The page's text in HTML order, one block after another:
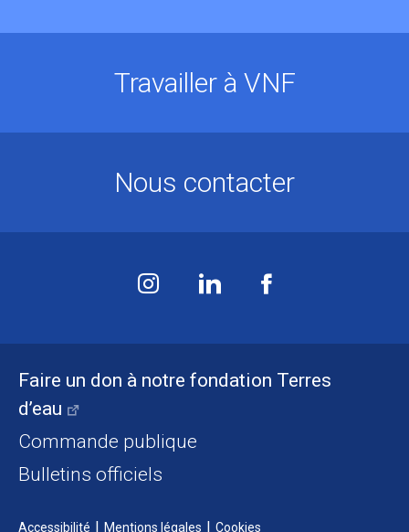
Faire un don à notre fondation Terres
d’eau
Commande publique
Bulletins officiels
Accessibilité Mentions légales Cookies
Travailler à VNF
Nous contacter